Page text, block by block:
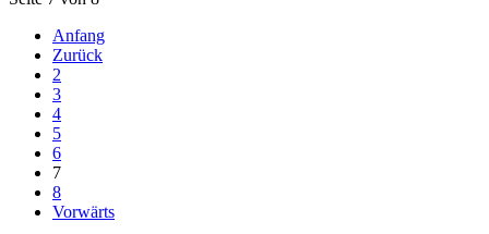
Anfang
Zurück
2
3
4
5
6
7
8
Vorwärts